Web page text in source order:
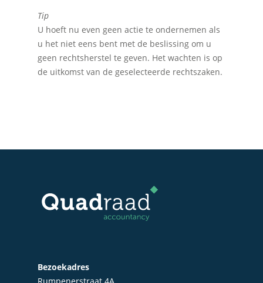
Tip
U hoeft nu even geen actie te ondernemen als
u het niet eens bent met de beslissing om u
geen rechtsherstel te geven. Het wachten is op
de uitkomst van de geselecteerde rechtszaken.
Bezoekadres
Rumpenerstraat 4A